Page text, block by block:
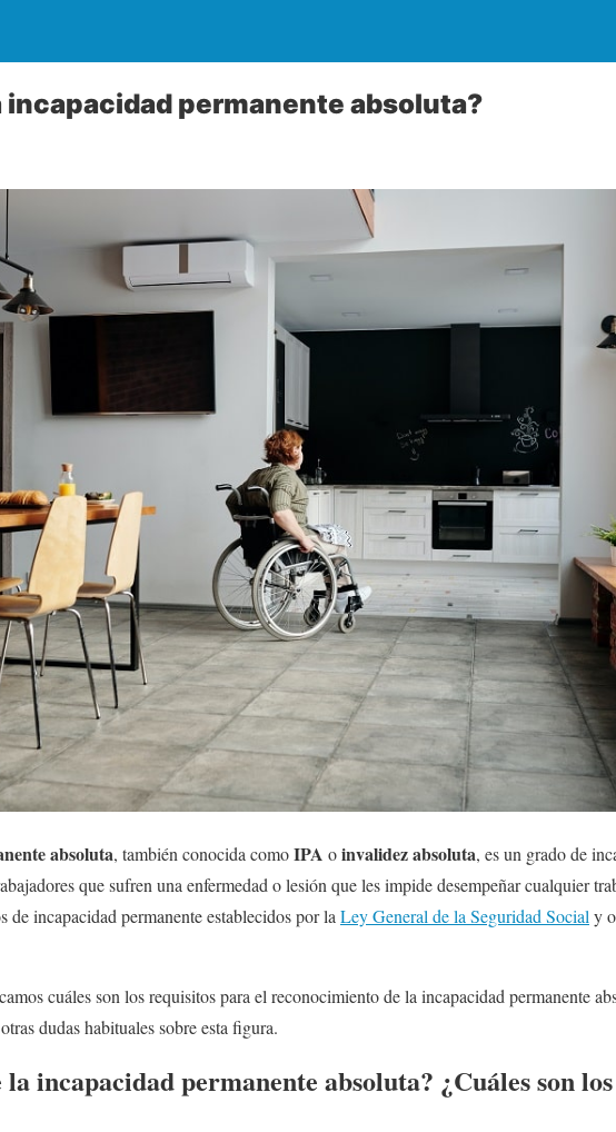
incapacidad permanente absoluta?
absoluta, también conocida comoIPA oinvalidez absoluta, es un grado de
que sufren una enfermedad o lesión que les impide desempeñar cualquier
de incapacidad permanente establecidos por la Ley General de la Seguridad Social y
cuáles son los requisitos para el reconocimiento de la incapacidad permanente
dudas habituales sobre esta figura.
la incapacidad permanente absoluta? ¿Cuáles son los